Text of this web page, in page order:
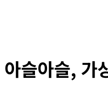
슬아슬, 가